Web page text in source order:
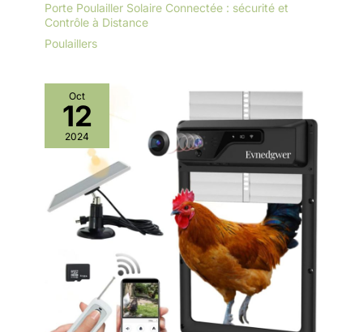
Porte Poulailler Solaire Connectée : sécurité et
Contrôle à Distance
Poulaillers
Oct
12
2024